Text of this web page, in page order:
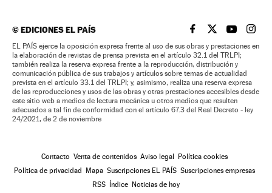
©EDICIONES EL PAÍS EL PAÍS BRASIL EN
EL PAÍSEL PAÍS
EL
EL PAÍS ejerce la oposición expresa frente al uso de sus obras y prestaciones en
la elaboración de revistas de prensa prevista en el artículo 32.1 del TRLPI;
también realiza la reserva expresa frente a la reproducción, distribución y
comunicación pública de sus trabajos y artículos sobre temas de actualidad
prevista en el artículo 33.1 del TRLPI; y, asimismo, realiza una reserva expresa
de las reproducciones y usos de las obras y otras prestaciones accesibles desde
este sitio web a medios de lectura mecánica u otros medios que resulten
adecuados a tal fin de conformidad con el artículo 67.3 del Real Decreto - ley
24/2021, de 2 de noviembre
Contacto Venta de contenidos Aviso legal
Política cookies
Política de privacidad
Mapa Suscripciones EL PAÍS Suscripciones empresas
RSS
Índice Noticias de hoy